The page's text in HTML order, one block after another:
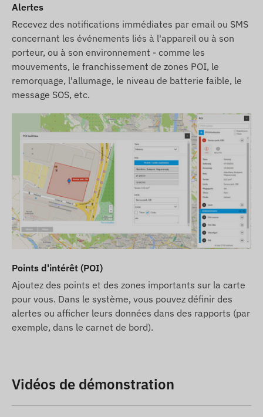
Alertes
Recevez des notifications immédiates par email ou SMS
concernant les événements liés à l'appareil ou à son
porteur, ou à son environnement - comme les
mouvements, le franchissement de zones POI, le
remorquage, l'allumage, le niveau de batterie faible, le
message SOS, etc.
Points d'intérêt (POI)
Ajoutez des points et des zones importants sur la carte
pour vous. Dans le système, vous pouvez définir des
alertes ou afficher leurs données dans des rapports (par
exemple, dans le carnet de bord).
Vidéos de démonstration